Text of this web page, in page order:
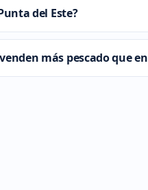
del Este?
más pescado que